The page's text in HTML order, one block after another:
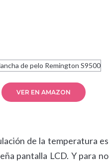
VER EN AMAZON
de la temperatura es
pantalla LCD. Y para no